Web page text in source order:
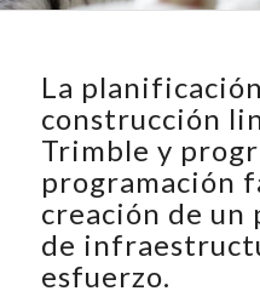
La
construcción
Trimble y
programación
creación de un
de
esfuerzo.